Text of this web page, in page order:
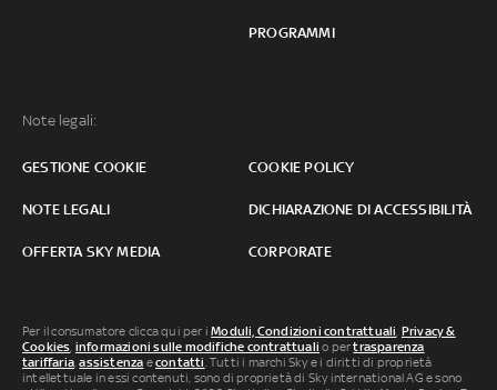
PROGRAMMI
Note legali:
GESTIONE COOKIE COOKIE POLICY
NOTE LEGALI DICHIARAZIONE DI ACCESSIBILITÀ
OFFERTA SKY MEDIA CORPORATE
Per il consumatore clicca qui per iModuli, Condizioni contrattuali Privacy &
Cookies informazioni sulle modifiche contrattuali o pertrasparenza
tariffaria ,assistenza econtatti . Tutti i marchi Sky e i diritti di proprietà
intellettuale in essi contenuti, sono di proprietà di Sky international AG e sono